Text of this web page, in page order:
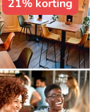
21% korting